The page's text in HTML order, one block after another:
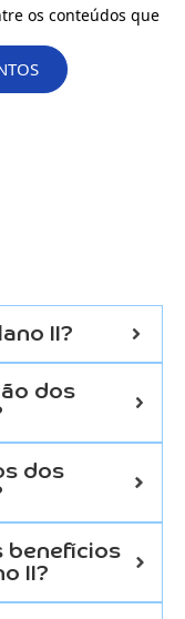
os conteúdos que
II?
dos
dos
benefícios
II?